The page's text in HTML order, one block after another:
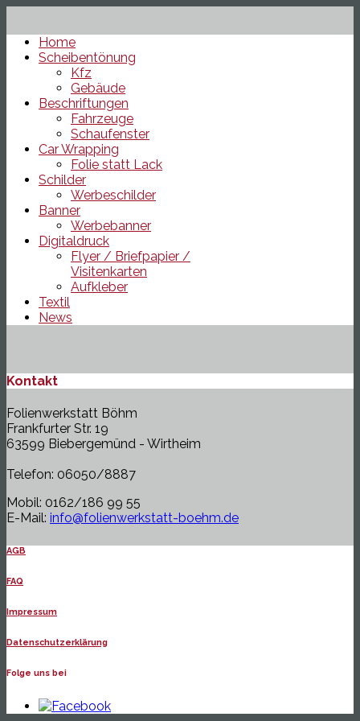
Home
Scheibentönung
Kfz
Gebäude
Beschriftungen
Fahrzeuge
Schaufenster
Car Wrapping
Folie statt Lack
Schilder
Werbeschilder
Banner
Werbebanner
Digitaldruck
Flyer / Briefpapier /
Visitenkarten
Aufkleber
Textil
News
Kontakt
Folienwerkstatt Böhm
Frankfurter Str. 19
63599 Biebergemünd - Wirtheim
Telefon: 06050/8887
Mobil: 0162/186 99 55
E-Mail: info@folienwerkstatt-boehm.de
AGB
FAQ
Impressum
Datenschutzerklärung
Folge uns bei